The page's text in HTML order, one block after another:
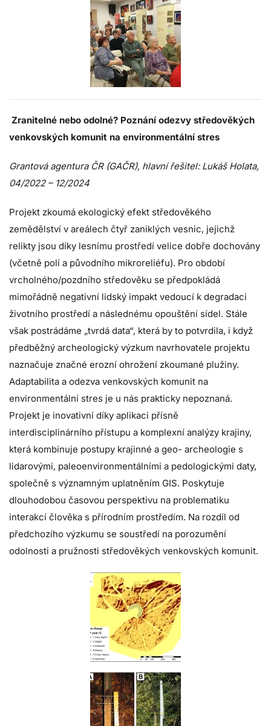
Zranitelné nebo odolné? Poznání odezvy středověkých
venkovských komunit na environmentální stres
Grantová agentura ČR (GAČR), hlavní řešitel: Lukáš Holata,
04/2022 – 12/2024
Projekt zkoumá ekologický efekt středověkého
zemědělství v areálech čtyř zaniklých vesnic, jejichž
relikty jsou díky lesnímu prostředí velice dobře dochovány
(včetně polí a původního mikroreliéfu). Pro období
vrcholného/pozdního středověku se předpokládá
mimořádně negativní lidský impakt vedoucí k degradaci
životního prostředí a následnému opouštění sídel. Stále
však postrádáme „tvrdá data“, která by to potvrdila, i když
předběžný archeologický výzkum navrhovatele projektu
naznačuje značné erozní ohrožení zkoumané plužiny.
Adaptabilita a odezva venkovských komunit na
environmentální stres je u nás prakticky nepoznaná.
Projekt je inovativní díky aplikaci přísně
interdisciplinárního přístupu a komplexní analýzy krajiny,
která kombinuje postupy krajinné a geo- archeologie s
lidarovými, paleoenvironmentálními a pedologickými daty,
společně s významným uplatněním GIS. Poskytuje
dlouhodobou časovou perspektivu na problematiku
interakcí člověka s přírodním prostředím. Na rozdíl od
předchozího výzkumu se soustředí na porozumění
odolnosti a pružnosti středověkých venkovských komunit.